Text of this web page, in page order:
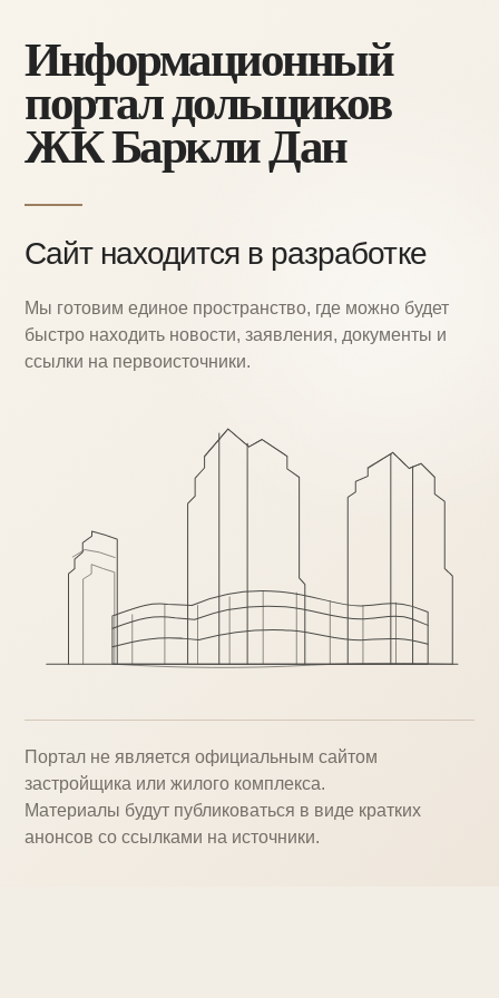
Информационный
портал дольщиков
ЖК Баркли Дан
Сайт находится в разработке
Мы готовим единое пространство, где можно будет
быстро находить новости, заявления, документы и
ссылки на первоисточники.
Портал не является официальным сайтом
застройщика или жилого комплекса.
Материалы будут публиковаться в виде кратких
анонсов со ссылками на источники.